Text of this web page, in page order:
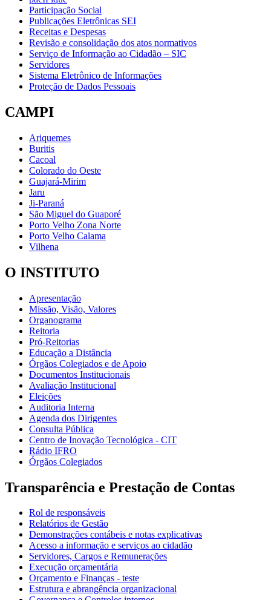
Participação Social
Publicações Eletrônicas SEI
Receitas e Despesas
Revisão e consolidação dos atos normativos
Serviço de Informação ao Cidadão – SIC
Servidores
Sistema Eletrônico de Informações
Proteção de Dados Pessoais
CAMPI
Ariquemes
Buritis
Cacoal
Colorado do Oeste
Guajará-Mirim
Jaru
Ji-Paraná
São Miguel do Guaporé
Porto Velho Zona Norte
Porto Velho Calama
Vilhena
O INSTITUTO
Apresentação
Missão, Visão, Valores
Organograma
Reitoria
Pró-Reitorias
Educação a Distância
Órgãos Colegiados e de Apoio
Documentos Institucionais
Avaliação Institucional
Eleições
Auditoria Interna
Agenda dos Dirigentes
Consulta Pública
Centro de Inovação Tecnológica - CIT
Rádio IFRO
Órgãos Colegiados
Transparência e Prestação de Contas
Rol de responsáveis
Relatórios de Gestão
Demonstrações contábeis e notas explicativas
Acesso a informação e serviços ao cidadão
Servidores, Cargos e Remunerações
Execução orçamentária
Orçamento e Finanças - teste
Estrutura e abrangência organizacional